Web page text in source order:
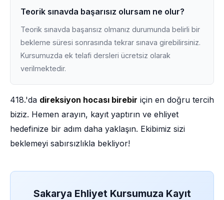
Teorik sınavda başarısız olursam ne olur?
Teorik sınavda başarısız olmanız durumunda belirli bir
bekleme süresi sonrasında tekrar sınava girebilirsiniz.
Kursumuzda ek telafi dersleri ücretsiz olarak
verilmektedir.
418.'da direksiyon hocası birebir için en doğru tercih
biziz. Hemen arayın, kayıt yaptırın ve ehliyet
hedefinize bir adım daha yaklaşın. Ekibimiz sizi
beklemeyi sabırsızlıkla bekliyor!
Sakarya Ehliyet Kursumuza Kayıt